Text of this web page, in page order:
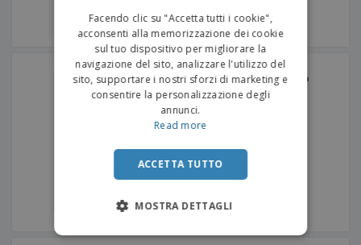
SOL'S | Camicia Oxford a
maniche lunghe da uomo
Facendo clic su "Accetta tutti i cookie",
acconsenti alla memorizzazione dei cookie
sul tuo dispositivo per migliorare la
navigazione del sito, analizzare l'utilizzo del
sito, supportare i nostri sforzi di marketing e
consentire la personalizzazione degli
annunci.
Read more
ACCETTA TUTTO
MOSTRA DETTAGLI